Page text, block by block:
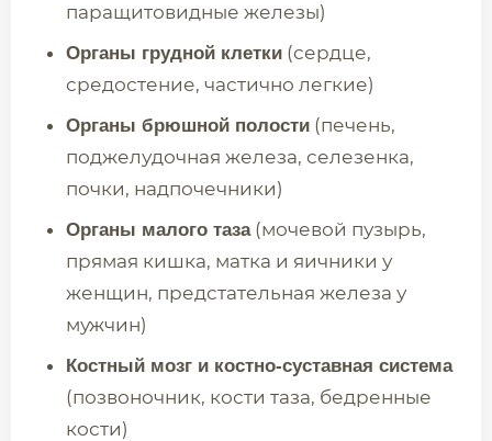
паращитовидные железы)
Органы грудной клетки (сердце,
средостение, частично легкие)
Органы брюшной полости (печень,
поджелудочная железа, селезенка,
почки, надпочечники)
Органы малого таза(мочевой пузырь,
прямая кишка, матка и яичники у
женщин, предстательная железа у
мужчин)
Костный мозг и костно-суставная система
(позвоночник, кости таза, бедренные
кости)